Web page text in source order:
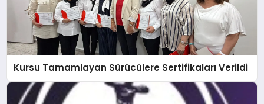
Kursu Tamamlayan Sürücülere Sertifikaları Verildi